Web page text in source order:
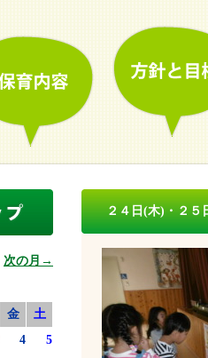
次の月→
金
土
4
5
２４日(木)・２５